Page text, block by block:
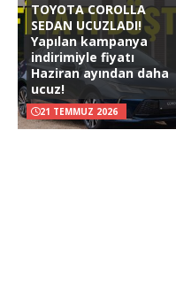
TOYOTA COROLLA
SEDAN UCUZLADI!
Yapılan kampanya
indirimiyle fiyatı
Haziran ayından daha
ucuz!
21 TEMMUZ 2026